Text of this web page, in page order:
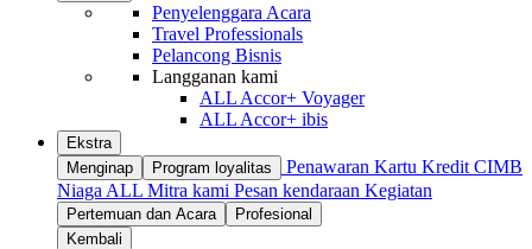
Penyelenggara Acara
Travel Professionals
Pelancong Bisnis
Langganan kami
ALL Accor+ Voyager
ALL Accor+ ibis
Ekstra
Menginap
Program loyalitas Penawaran Kartu Kredit CIMB
Niaga ALL Mitra kami Pesan kendaraan Kegiatan
Pertemuan dan Acara
Profesional
Kembali